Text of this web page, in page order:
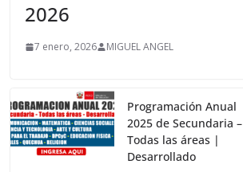
2026
7 enero, 2026 MIGUEL ANGEL
Programación Anual
2025 de Secundaria –
Todas las áreas |
Desarrollado